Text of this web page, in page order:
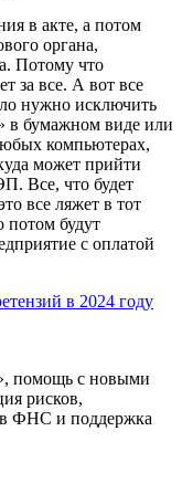
в акте, а потом
органа,
Потому что
за все. А вот все
нужно исключить
в бумажном виде или
компьютерах,
может прийти
Все, что будет
все ляжет в тот
потом будут
с оплатой
в 2024 году
помощь с новыми
рисков,
ФНС и поддержка